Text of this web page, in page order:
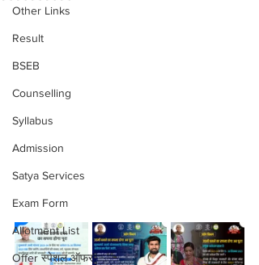
Other Links
Result
BSEB
Counselling
Syllabus
Admission
Satya Services
Exam Form
Allotment List
Offer स्पेशल ऑफर